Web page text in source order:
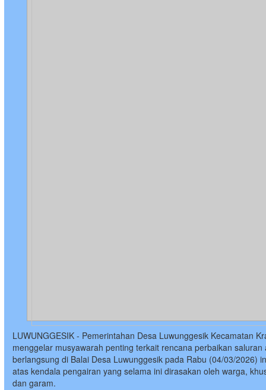
LUWUNGGESIK - Pemerintahan Desa Luwunggesik Kecamatan
menggelar musyawarah penting terkait rencana perbaikan
berlangsung di Balai Desa Luwunggesik pada Rabu (04/03/2026)
atas kendala pengairan yang selama ini dirasakan oleh warga,
dan garam.